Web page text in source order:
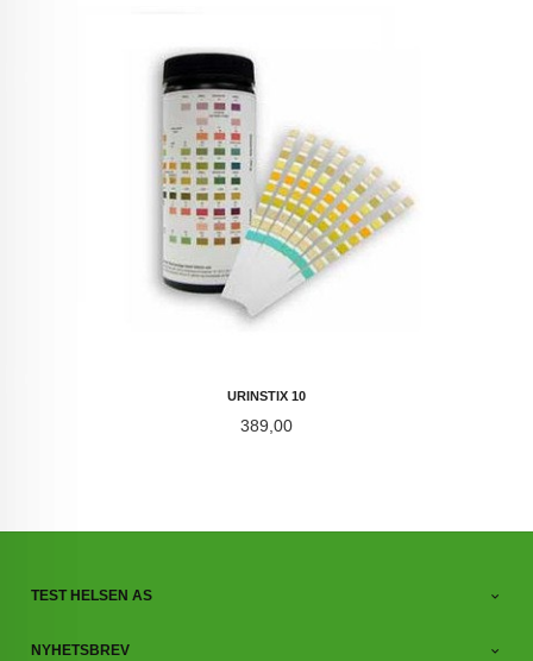
URINSTIX 10
Pris
389,00
TEST HELSEN AS
NYHETSBREV